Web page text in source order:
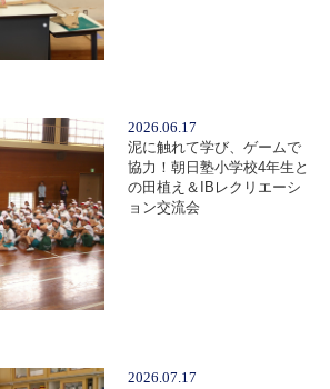
2026.06.17
泥に触れて学び、ゲームで
協力！朝日塾小学校4年生と
の田植え＆IBレクリエーシ
ョン交流会
2026.07.17